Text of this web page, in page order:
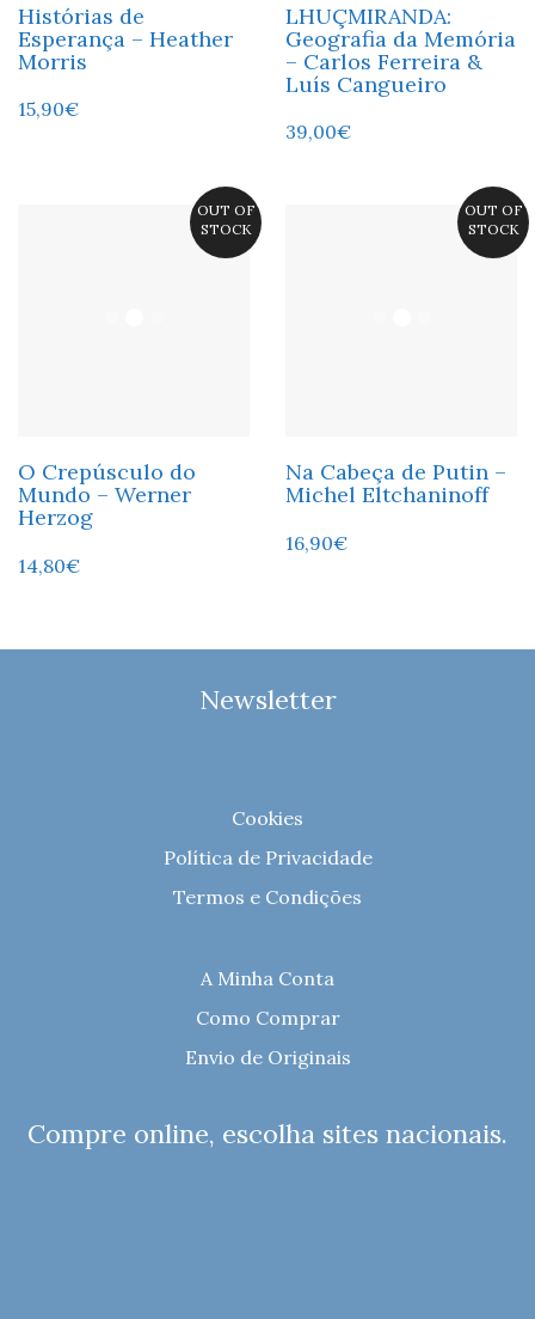
Histórias de
Esperança – Heather
Morris
15,90€
LHUÇMIRANDA:
Geografia da Memória
– Carlos Ferreira &
Luís Cangueiro
39,00€
OUT OF
STOCK
O Crepúsculo do
Mundo – Werner
Herzog
14,80€
OUT OF
STOCK
Na Cabeça de Putin –
Michel Eltchaninoff
16,90€
Newsletter
Cookies
Política de Privacidade
Termos e Condições
A Minha Conta
Como Comprar
Envio de Originais
Compre online, escolha sites nacionais.